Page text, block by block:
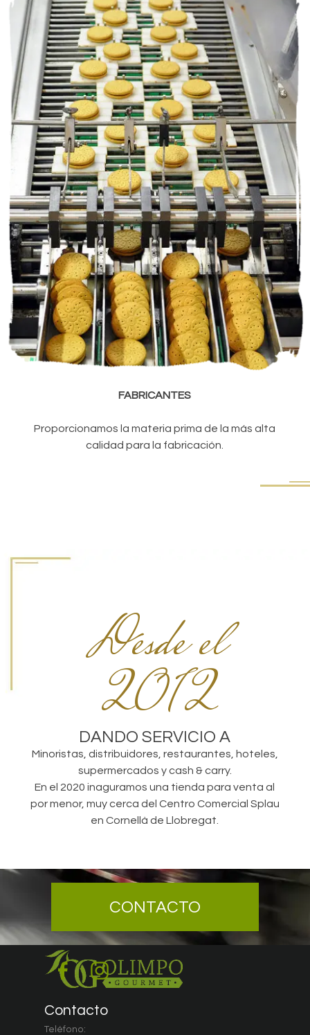
FABRICANTES
Proporcionamos la materia prima de la más alta
calidad para la fabricación.
Desde el
2012
DANDO SERVICIO A
Minoristas, distribuidores, restaurantes, hoteles,
supermercados y cash & carry.
En el 2020 inaguramos una tienda para venta al
por menor, muy cerca del Centro Comercial Splau
en Cornellà de Llobregat.
CONTACTO
Contacto
Teléfono: